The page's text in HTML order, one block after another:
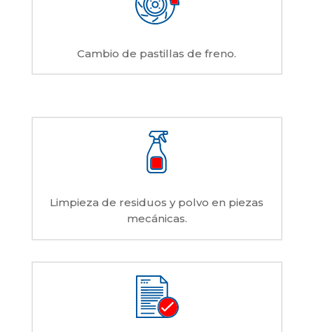
Cambio de pastillas de freno.
Limpieza de residuos y polvo en piezas
mecánicas.